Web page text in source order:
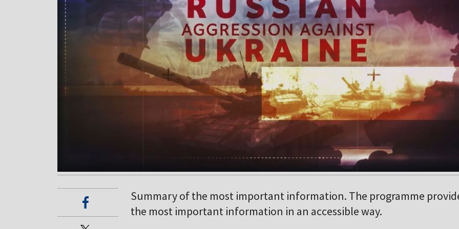
Summary of the most important information. The programme
the most important information in an accessible way.